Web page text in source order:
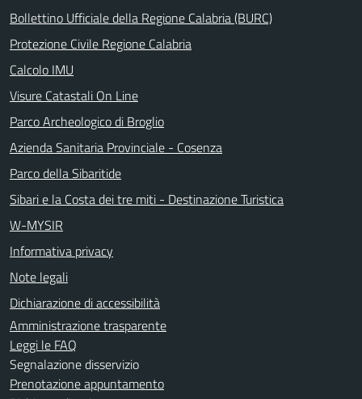
Bollettino Ufficiale della Regione Calabria (BURC)
Protezione Civile Regione Calabria
Calcolo IMU
Visure Catastali On Line
Parco Archeologico di Broglio
Azienda Sanitaria Provinciale - Cosenza
Parco della Sibaritide
Sibari e la Costa dei tre miti - Destinazione Turistica
W-MYSIR
Informativa privacy
Note legali
Dichiarazione di accessibilità
Amministrazione trasparente
Leggi le FAQ
Segnalazione disservizio
Prenotazione appuntamento